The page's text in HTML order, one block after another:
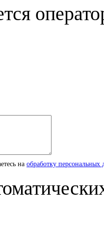
на обработку персональных